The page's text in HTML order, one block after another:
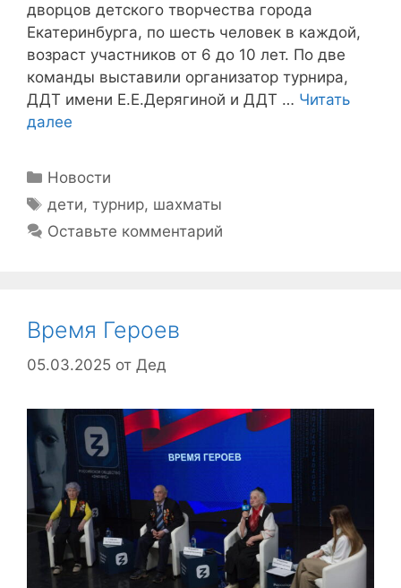
дворцов детского творчества города
Екатеринбурга, по шесть человек в каждой,
возраст участников от 6 до 10 лет. По две
команды выставили организатор турнира,
ДДТ имени Е.Е.Дерягиной и ДДТ … Читать
далее
Рубрики
Новости
Метки
дети,турнир, шахматы
Оставьте комментарий
Время Героев
05.03.2025 от Дед